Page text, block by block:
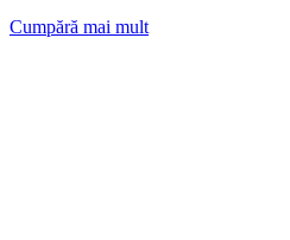
Cumpără mai mult